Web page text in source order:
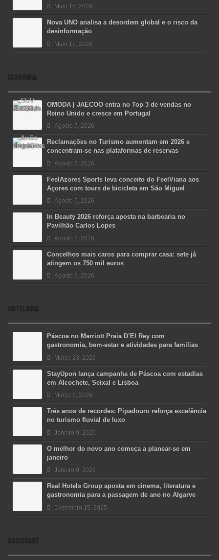
Maio 15, 2026
Nova UNO analisa a desordem global e o risco da
desinformação
Maio 15, 2026
ECONOMIA
OMODA | JAECOO entra no Top 3 de vendas no
Reino Unido e cresce em Portugal
Agosto 7, 2026
Reclamações no Turismo aumentam em 2026 e
concentram-se nas plataformas de reservas
Agosto 7, 2026
FeelAzores Sports leva conceito do FeelViana aos
Açores com tours de bicicleta em São Miguel
Agosto 5, 2026
In Beauty 2026 reforça aposta na barbearia no
Pavilhão Carlos Lopes
Agosto 3, 2026
Concelhos mais caros para comprar casa: sete já
atingem os 750 mil euros
Agosto 3, 2026
HOTELARIA
Páscoa no Marriott Praia D’El Rey com
gastronomia, bem-estar e atividades para famílias
Março 23, 2026
StayUpon lança campanha de Páscoa com estadias
em Alcochete, Seixal e Lisboa
Março 6, 2026
Três anos de recordes: Pipadouro reforça excelência
no turismo fluvial de luxo
Janeiro 9, 2026
O melhor do novo ano começa a planear-se em
janeiro
Janeiro 9, 2026
Real Hotels Group aposta em cinema, literatura e
gastronomia para a passagem de ano no Algarve
Dezembro 15, 2025
SOCIEDADE